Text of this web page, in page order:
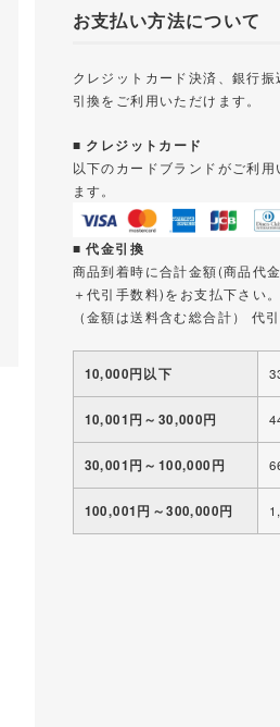
お支払い方法について
クレジットカード決済、銀行振
引換をご利用いただけます。
■ クレジットカード
以下のカードブランドがご利用
ます。
■ 代金引換
商品到着時に合計金額(商品代
＋代引手数料)をお支払下さい。
（金額は送料含む総合計） 代
10,000円以下
10,001円～30,000円
30,001円～100,000円
100,001円～300,000円